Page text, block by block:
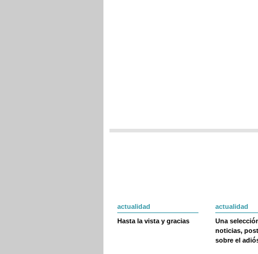
actualidad
Hasta la vista y gracias
actualidad
Una
noticias,
sobre el